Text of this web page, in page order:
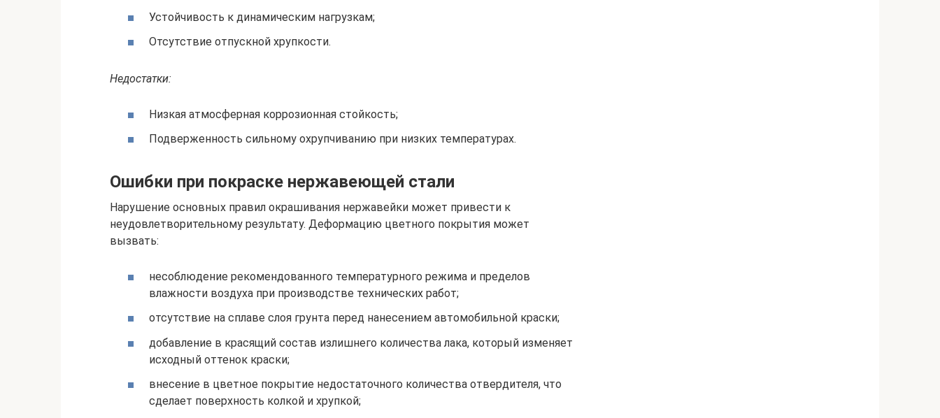
Устойчивость к динамическим нагрузкам;
Отсутствие отпускной хрупкости.
Недостатки:
Низкая атмосферная коррозионная стойкость;
Подверженность сильному охрупчиванию при низких температурах.
Ошибки при покраске нержавеющей стали
Нарушение основных правил окрашивания нержавейки может привести к
неудовлетворительному результату. Деформацию цветного покрытия может
вызвать:
несоблюдение рекомендованного температурного режима и пределов
влажности воздуха при производстве технических работ;
отсутствие на сплаве слоя грунта перед нанесением автомобильной краски;
добавление в красящий состав излишнего количества лака, который изменяет
исходный оттенок краски;
внесение в цветное покрытие недостаточного количества отвердителя, что
сделает поверхность колкой и хрупкой;